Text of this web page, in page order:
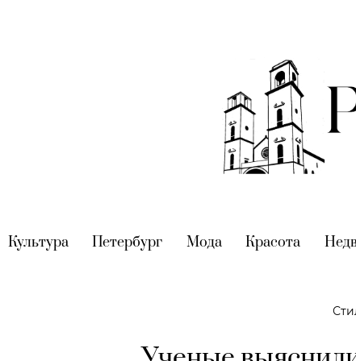
Культура(current)
Петербург (current)
Мода(current)
Красота